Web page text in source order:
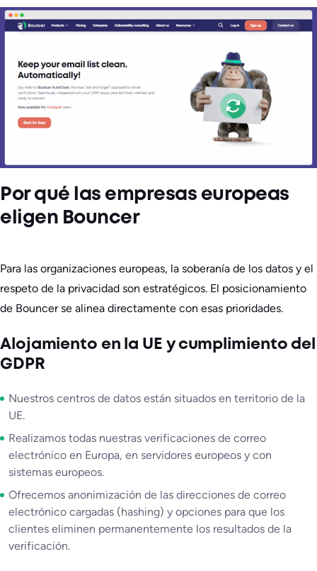
Por qué las empresas europeas
eligen Bouncer
Para las organizaciones europeas, la soberanía de los datos y el
respeto de la privacidad son estratégicos. El posicionamiento
de Bouncer se alinea directamente con esas prioridades.
Alojamiento en la UE y cumplimiento del
GDPR
Nuestros centros de datos están situados en territorio de la
UE.
Realizamos todas nuestras verificaciones de correo
electrónico en Europa, en servidores europeos y con
sistemas europeos.
Ofrecemos anonimización de las direcciones de correo
electrónico cargadas (hashing) y opciones para que los
clientes eliminen permanentemente los resultados de la
verificación.